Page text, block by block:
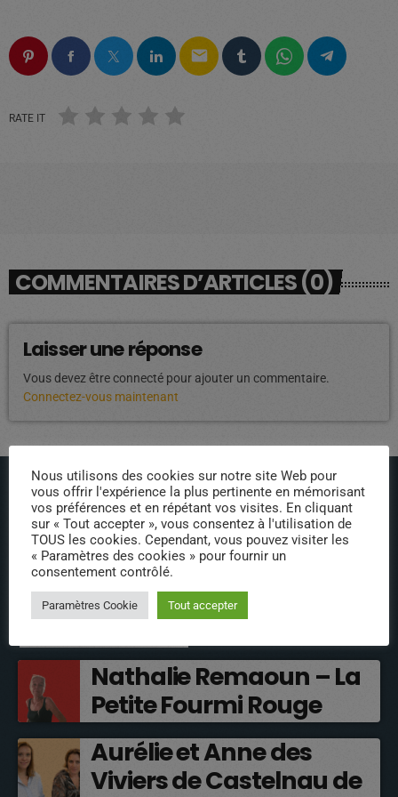
email
RATE IT
COMMENTAIRES D’ARTICLES (0)
Laisser une réponse
Vous devez être connecté pour ajouter un commentaire.
Connectez-vous maintenant
ÉPISODES DE PODCAST
Nathalie Remaoun – La
Petite Fourmi Rouge
Aurélie et Anne des
Viviers de Castelnau de
Nous utilisons des cookies sur notre site Web pour
vous offrir l'expérience la plus pertinente en mémorisant
vos préférences et en répétant vos visites. En cliquant
sur « Tout accepter », vous consentez à l'utilisation de
TOUS les cookies. Cependant, vous pouvez visiter les
« Paramètres des cookies » pour fournir un
consentement contrôlé.
Paramètres Cookie Tout accepter